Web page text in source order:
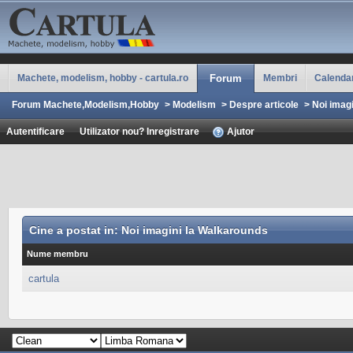
Machete, modelism, hobby - cartula.ro Forum Membri
Forum Machete,Modelism,Hobby > Modelism > Despre articole > Noi
Autentificare Utilizator nou? Inregistrare Ajutor
Cine a postat in: Noi imagini la Walkarounds
Nume membru
cartula